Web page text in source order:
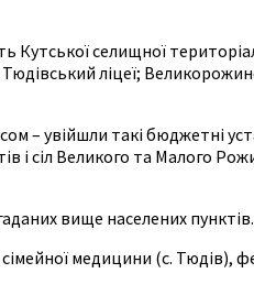
Кутської селищної
ліцеї;
– увійшли такі бюджетні
і сіл Великого та Малого
вище населених пунктів.
сімейної медицини (с.